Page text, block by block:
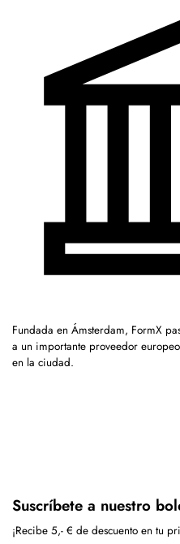
Fundada en Ámsterdam, FormX
a un importante proveedor
en la ciudad.
Suscríbete a nuestro
¡Recibe 5,- € de descuento en tu